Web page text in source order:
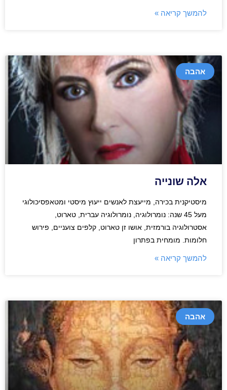
להמשך קריאה »
אהבה
אלה שונייה
מיסטיקנית בכירה, מייעצת לאנשים ייעוץ מיסטי ומטאפסיכולוגי
מעל 45 שנה: נומרולוגיה, נומרולוגיה עברית, טארוט,
אסטרולוגיה בורמזית, אושו זן טארוט, קלפים צועניים, פירוש
חלומות. מומחית בפתרון
להמשך קריאה »
אהבה